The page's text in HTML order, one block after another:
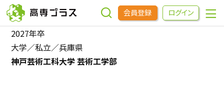
会員登録 ログイン
企業をさがす
2027年卒
大学／私立／兵庫県
神戸芸術工科大学 芸術工学部